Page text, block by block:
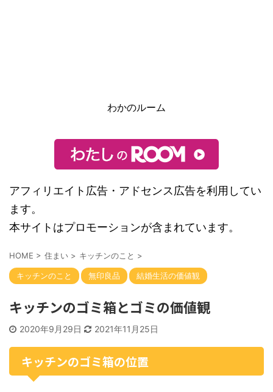
わかのルーム
アフィリエイト広告・アドセンス広告を利用してい
ます。
本サイトはプロモーションが含まれています。
HOME > 住まい > キッチンのこと >
キッチンのこと 無印良品 結婚生活の価値観
キッチンのゴミ箱とゴミの価値観
2020年9月29日 2021年11月25日
キッチンのゴミ箱の位置